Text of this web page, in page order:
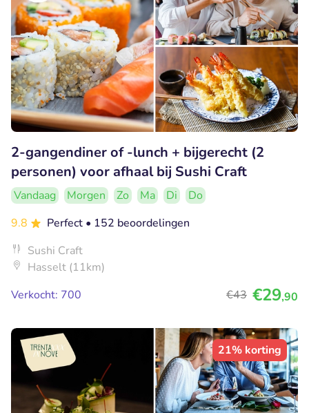
2-gangendiner of -lunch + bijgerecht (2
personen) voor afhaal bij Sushi Craft
Vandaag Morgen Zo Ma Di
Do
9.8
Perfect • 152 beoordelingen
Sushi Craft
Hasselt (11km)
Verkocht: 700
€43 €29,90
21% korting